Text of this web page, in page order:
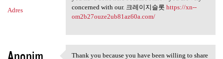
Adres
concerned with our. 크레이지슬롯 https://xn--
om2b27ouze2ub81az60a.com/
Thank you because you have been willing to share